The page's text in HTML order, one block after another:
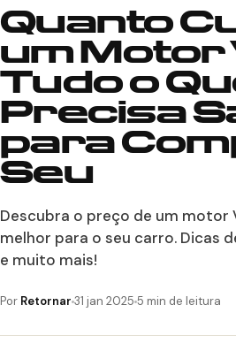
Quanto
um Motor
Tudo o
Precisa
para
Seu
Descubra o preço de um motor
melhor para o seu carro. Dicas
e muito mais!
Por Retornar 31 jan 2025 5 min de leitura